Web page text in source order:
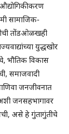
सामाजिक-
तोंडओळखही
युद्धखोर
भौतिक विकास
समाजवादी
जनजीवनात
जनसहभागावर
असे हे गुंतागुंतीचे